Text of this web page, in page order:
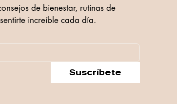
de bienestar, rutinas de
increíble cada día.
Suscríbete